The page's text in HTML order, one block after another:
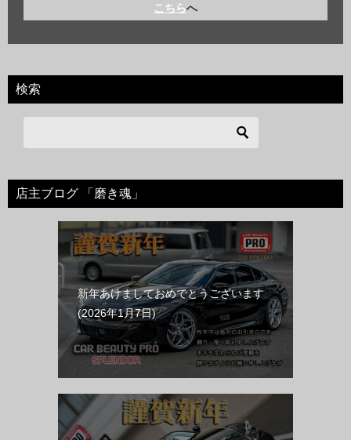
こちらへ
検索
店主ブログ 「磨き魂」
新年あけましておめでとうございます
2026年1月7日